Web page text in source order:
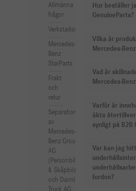
Allmänna
frågor
Verkstadsutrustning
Mercedes-
Benz
StarParts
Frakt
och
retur
Separation
av
Mercedes-
Benz Group
AG
(Personbilar
& Skåpbilar)
och Daimler
Hur beställer
GenuineParts?
Vilka är
Mercedes-
Vad är
Mercedes-
Varför är
äkta
synligt på B2B
Var kan jag
fordon?